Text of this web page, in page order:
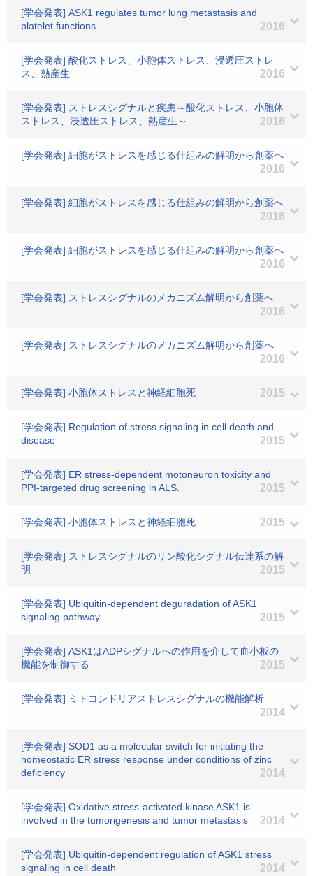
[学会発表] ASK1 regulates tumor lung metastasis and
platelet functions
2016
[学会発表] 酸化ストレス、小胞体ストレス、浸透圧ストレ
ス、熱産生
2016
[学会発表] ストレスシグナルと疾患～酸化ストレス、小胞体
ストレス、浸透圧ストレス、熱産生～
2016
[学会発表] 細胞がストレスを感じる仕組みの解明から創薬へ
2016
[学会発表] 細胞がストレスを感じる仕組みの解明から創薬へ
2016
[学会発表] 細胞がストレスを感じる仕組みの解明から創薬へ
2016
[学会発表] ストレスシグナルのメカニズム解明から創薬へ
2016
[学会発表] ストレスシグナルのメカニズム解明から創薬へ
2016
[学会発表] 小胞体ストレスと神経細胞死 2015
[学会発表] Regulation of stress signaling in cell death and
disease
2015
[学会発表] ER stress-dependent motoneuron toxicity and
PPI-targeted drug screening in ALS.
2015
[学会発表] 小胞体ストレスと神経細胞死 2015
[学会発表] ストレスシグナルのリン酸化シグナル伝達系の解
明
2015
[学会発表] Ubiquitin-dependent deguradation of ASK1
signaling pathway
2015
[学会発表] ASK1はADPシグナルへの作用を介して血小板の
機能を制御する
2015
[学会発表] ミトコンドリアストレスシグナルの機能解析
2014
[学会発表] SOD1 as a molecular switch for initiating the
homeostatic ER stress response under conditions of zinc
deficiency
2014
[学会発表] Oxidative stress-activated kinase ASK1 is
involved in the tumorigenesis and tumor metastasis
2014
[学会発表] Ubiquitin-dependent regulation of ASK1 stress
signaling in cell death
2014